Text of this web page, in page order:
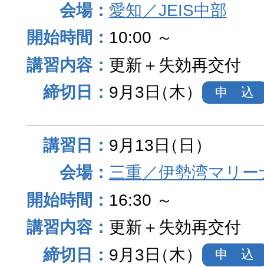
愛知／JEIS中部
10:00 ～
更新＋失効再交付
9月3日（木） 申 込
9月13日（日）
三重／伊勢湾マリー
16:30 ～
更新＋失効再交付
9月3日（木） 申 込